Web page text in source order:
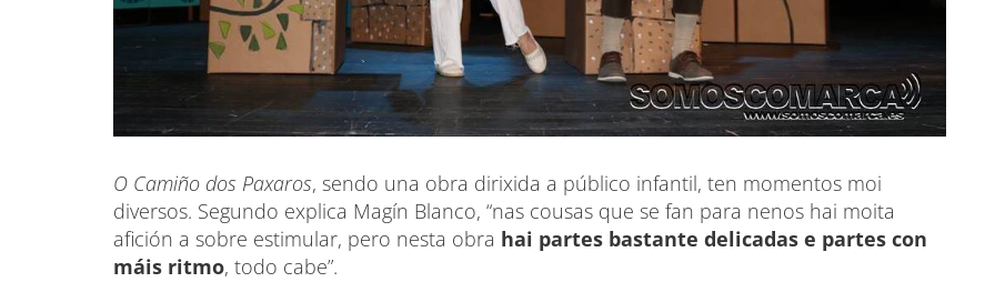
O Camiño dos Paxaros, sendo una obra dirixida a público infantil, ten momentos moi
diversos. Segundo explica Magín Blanco, “nas cousas que se fan para nenos hai moita
afición a sobre estimular, pero nesta obra hai partes bastante delicadas e partes con
máis ritmo, todo cabe”.